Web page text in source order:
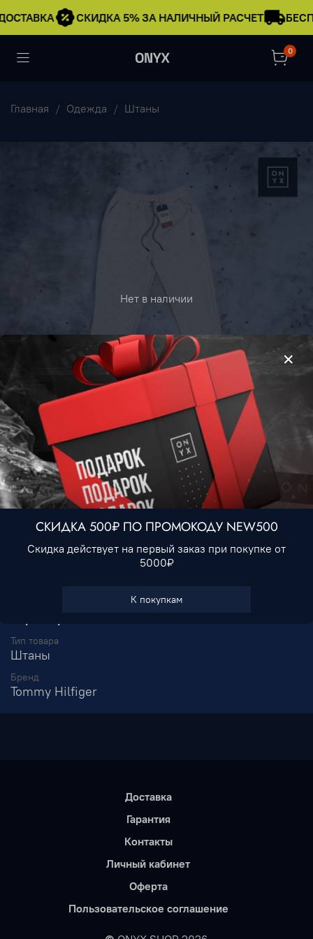
СКИДКА 5% ЗА НАЛИЧНЫЙ РАСЧЕТ
0
Главная Одежда Штаны
Нет в наличии
Штаны Tommy Hilfiger #1 • Серый
2 190 ₽
Нет в наличии
Тип товара
Штаны
Бренд
Tommy Hilfiger
Доставка
Гарантия
Контакты
Личный кабинет
Оферта
Пользовательское соглашение
СКИДКА 500₽ ПО ПРОМОКОДУ NEW500
Скидка действует на первый заказ при покупке от
5000₽
К покупкам